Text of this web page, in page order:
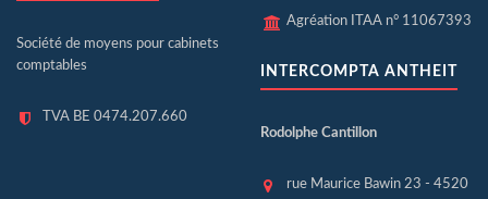
Société de moyens pour cabinets
comptables
TVA BE 0474.207.660
Agréation ITAA n° 11067393
INTERCOMPTA ANTHEIT
Rodolphe Cantillon
rue Maurice Bawin 23 - 4520